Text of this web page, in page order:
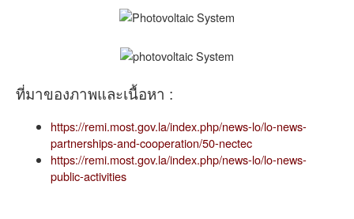
ที่มาของภาพและเนื้อหา :
https://remi.most.gov.la/index.php/news-lo/lo-news-
partnerships-and-cooperation/50-nectec
https://remi.most.gov.la/index.php/news-lo/lo-news-
public-activities